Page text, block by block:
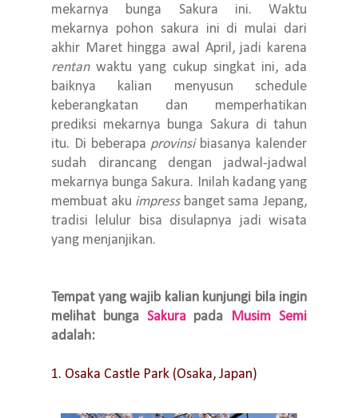
mekarnya bunga Sakura ini. Waktu
mekarnya pohon sakura ini di mulai dari
akhir Maret hingga awal April, jadi karena
rentanwaktu yang cukup singkat ini, ada
baiknya kalian menyusun schedule
keberangkatan dan memperhatikan
prediksi mekarnya bunga Sakura di tahun
itu. Di beberapa provinsi biasanya kalender
sudah dirancang dengan jadwal-jadwal
mekarnya bunga Sakura. Inilah kadang yang
membuat aku impress banget sama Jepang,
tradisi lelulur bisa disulapnya jadi wisata
yang menjanjikan.
Tempat yang wajib kalian kunjungi bila ingin
melihat bunga Sakurapada Musim Semi
adalah:
1. Osaka Castle Park (Osaka, Japan)